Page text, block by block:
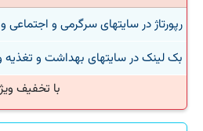
رپورتاژ در سایتهای سرگرمی و اجتماعی
بک لینک در سایتهای بهداشت و
با تخفیف